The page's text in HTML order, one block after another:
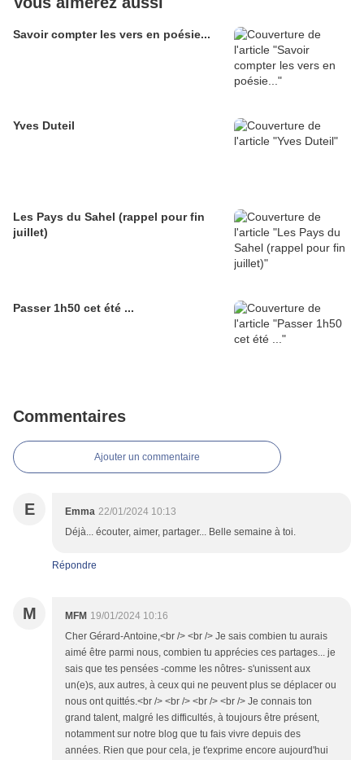
Savoir compter les vers en poésie...
Yves Duteil
Les Pays du Sahel (rappel pour fin
juillet)
Passer 1h50 cet été ...
Commentaires
Ajouter un commentaire
E Emma 22/01/2024 10:13
Déjà... écouter, aimer, partager... Belle semaine à toi.
Répondre
M MFM 19/01/2024 10:16
Cher Gérard-Antoine,<br /> <br /> Je sais combien tu aurais
aimé être parmi nous, combien tu apprécies ces partages... je
sais que tes pensées -comme les nôtres- s'unissent aux
un(e)s, aux autres, à ceux qui ne peuvent plus se déplacer ou
nous ont quittés.<br /> <br /> <br /> <br /> Je connais ton
grand talent, malgré les difficultés, à toujours être présent,
notamment sur notre blog que tu fais vivre depuis des
années. Rien que pour cela, je t'exprime encore aujourd'hui